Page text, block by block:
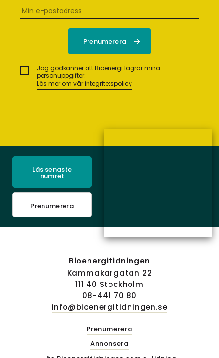
Jag godkänner att Bioenergi lagrar mina
personuppgifter.
Läs mer om vår integritetspolicy
Läs senaste
numret
Prenumerera
Bioenergitidningen
Kammakargatan 22
111 40 Stockholm
08-441 70 80
info@bioenergitidningen.se
Prenumerera
Annonsera